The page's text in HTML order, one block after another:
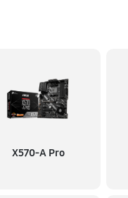
X570-A Pro